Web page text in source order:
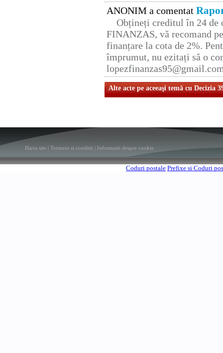
ANONIM a comentat
Obțineți creditul în 24 de
FINANZAS, vă recomand
finanțare la cota de 2%.
împrumut, nu ezitați să o
Alte acte pe aceeaşi temă cu Decizia
Harta site Termeni si conditii Informatii despre cookie
Coduri postale Prefixe si Coduri